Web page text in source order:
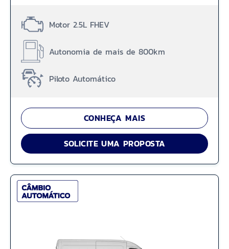
Motor 2.5L FHEV
Autonomia de mais de 800km
Piloto Automático
CONHEÇA MAIS
SOLICITE UMA PROPOSTA